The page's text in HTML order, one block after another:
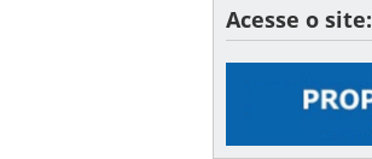
Acesse o site: